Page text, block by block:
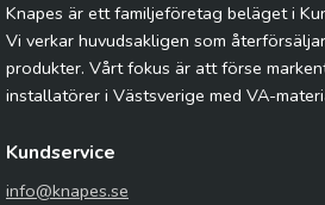
Knapes är ett familjeföretag beläget i
Vi verkar huvudsakligen som
produkter. Vårt fokus är att förse
installatörer i Västsverige med VA-
Kundservice
info@knapes.se